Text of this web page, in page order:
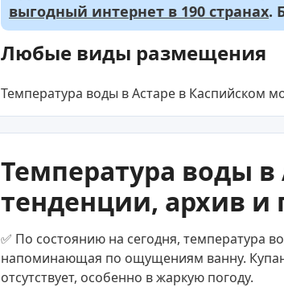
выгодный интернет в 190 странах.
Любые виды размещения
Температура воды в Астаре в Каспийском
Температура воды
тенденции, архив и
✅ По состоянию на сегодня, температура
напоминающая по ощущениям ванну.
отсутствует, особенно в жаркую погоду.